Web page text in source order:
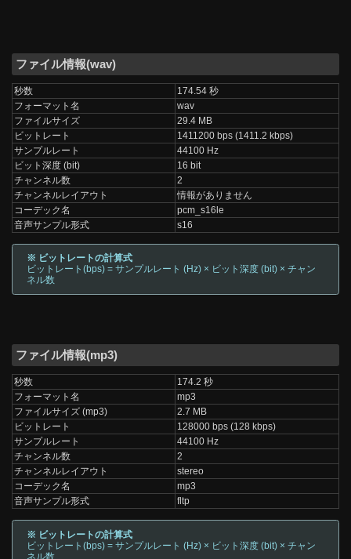
ファイル情報(wav)
秒数
174.54 秒
フォーマット名
wav
ファイルサイズ
29.4 MB
ビットレート
1411200 bps (1411.2 kbps)
サンプルレート
44100 Hz
ビット深度 (bit)
16 bit
チャンネル数
2
チャンネルレイアウト
情報がありません
コーデック名
pcm_s16le
音声サンプル形式
s16
※ ビットレートの計算式
ビットレート(bps) = サンプルレート (Hz) × ビット深度 (bit) × チャン
ネル数
ファイル情報(mp3)
秒数
174.2 秒
フォーマット名
mp3
ファイルサイズ (mp3)
2.7 MB
ビットレート
128000 bps (128 kbps)
サンプルレート
44100 Hz
チャンネル数
2
チャンネルレイアウト
stereo
コーデック名
mp3
音声サンプル形式
fltp
※ ビットレートの計算式
ビットレート(bps) = サンプルレート (Hz) × ビット深度 (bit) × チャン
ネル数